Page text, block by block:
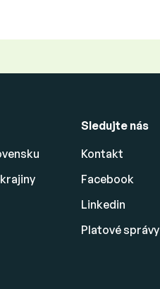
Sledujte nás
Kontakt
Facebook
Linkedin
Platovésprávy